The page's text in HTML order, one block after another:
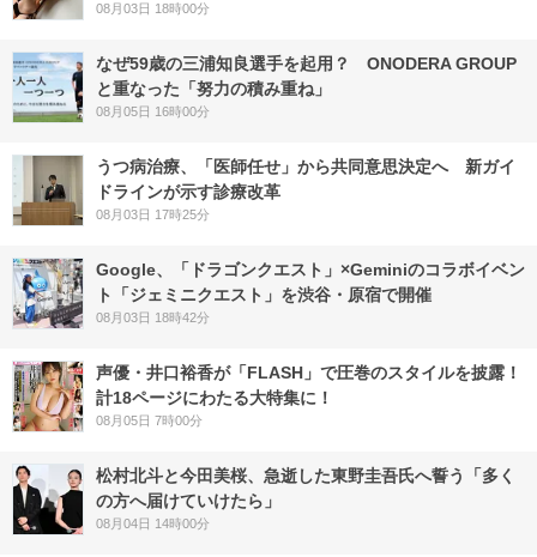
08月03日 18時00分
なぜ59歳の三浦知良選手を起用？ ONODERA GROUP
と重なった「努力の積み重ね」
08月05日 16時00分
うつ病治療、「医師任せ」から共同意思決定へ 新ガイ
ドラインが示す診療改革
08月03日 17時25分
Google、「ドラゴンクエスト」×Geminiのコラボイベン
ト「ジェミニクエスト」を渋谷・原宿で開催
08月03日 18時42分
声優・井口裕香が「FLASH」で圧巻のスタイルを披露！
計18ページにわたる大特集に！
08月05日 7時00分
松村北斗と今田美桜、急逝した東野圭吾氏へ誓う「多く
の方へ届けていけたら」
08月04日 14時00分